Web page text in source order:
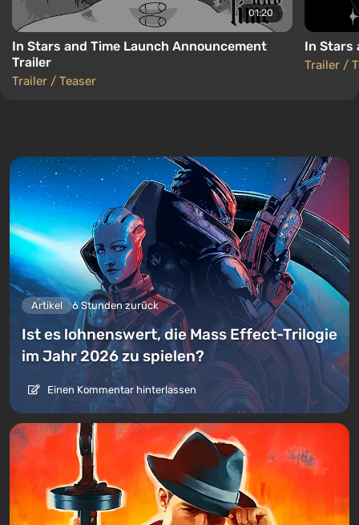
01:20
In Stars and Time Launch Announcement
Trailer
Trailer / Teaser
In Stars
Trailer /
Artikel 6 Stunden zurück
Ist es lohnenswert, die Mass Effect-Trilogie
im Jahr 2026 zu spielen?
Einen Kommentar hinterlassen